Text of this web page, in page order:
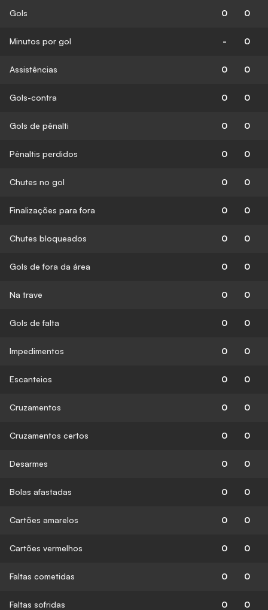
Gols 0 0
Minutos por gol - 0
Assistências 0 0
Gols-contra 0 0
Gols de pênalti 0 0
Pênaltis perdidos 0 0
Chutes no gol 0 0
Finalizações para fora 0 0
Chutes bloqueados 0 0
Gols de fora da área 0 0
Na trave 0 0
Gols de falta 0 0
Impedimentos 0 0
Escanteios 0 0
Cruzamentos 0 0
Cruzamentos certos 0 0
Desarmes 0 0
Bolas afastadas 0 0
Cartões amarelos 0 0
Cartões vermelhos 0 0
Faltas cometidas 0 0
Faltas sofridas 0 0